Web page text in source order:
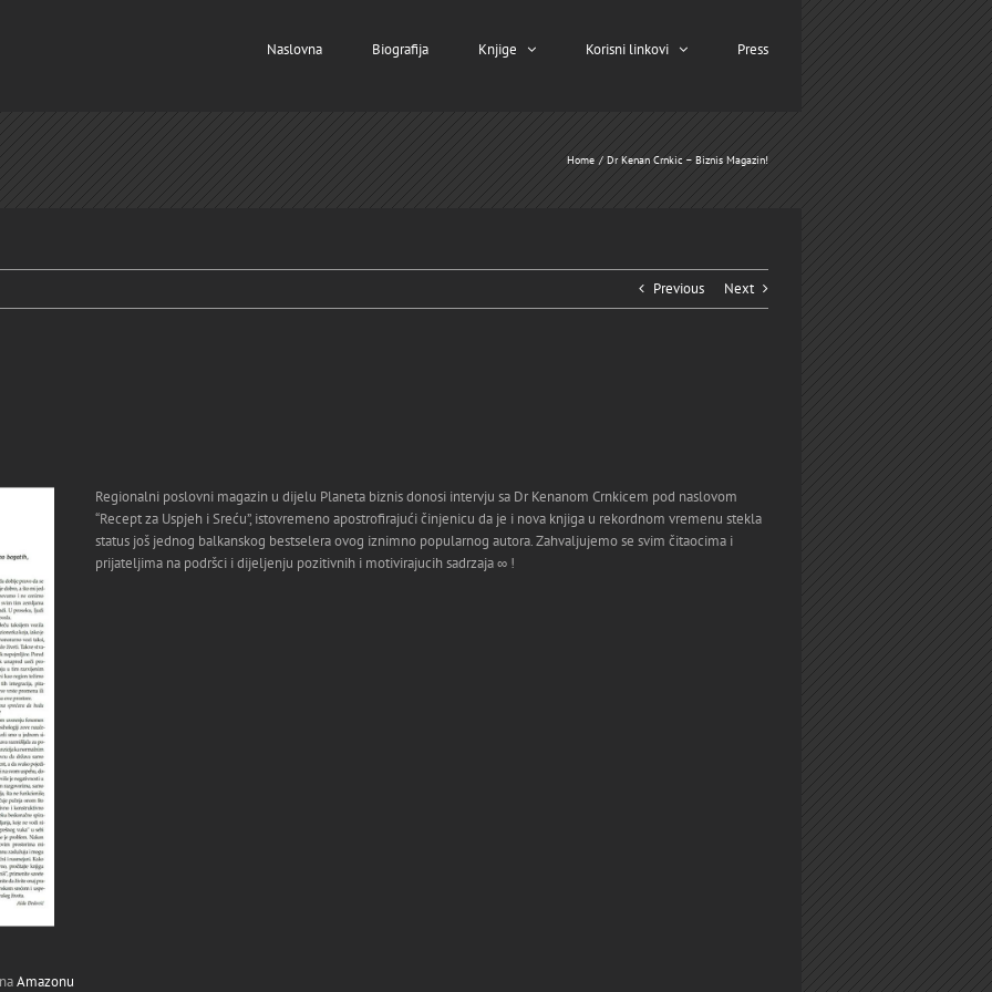
Naslovna Biografija Knjige Korisni linkovi Press
Home Dr Kenan Crnkic – Biznis Magazin!
Previous Next
Regionalni poslovni magazin u dijelu Planeta biznis donosi intervju sa Dr Kenanom Crnkicem pod naslovom
“Recept za Uspjeh i Sreću”, istovremeno apostrofirajući činjenicu da je i nova knjiga u rekordnom vremenu stekla
status još jednog balkanskog bestselera ovog iznimno popularnog autora. Zahvaljujemo se svim čitaocima i
prijateljima na podršci i dijeljenju pozitivnih i motivirajucih sadrzaja ∞ !
Amazonu